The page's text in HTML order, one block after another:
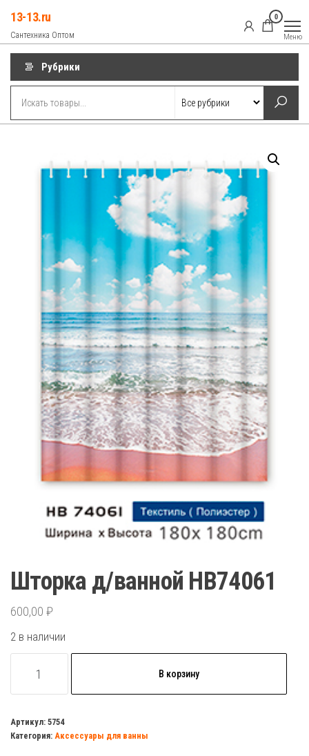
содержимому
13-13.ru
Сантехника Оптом
0
Меню
Рубрики
Шторка д/ванной HB74061
600,00 ₽
2 в наличии
товара
д/
ванной
В корзину
Артикул: 5754
Категория: Аксессуары для ванны